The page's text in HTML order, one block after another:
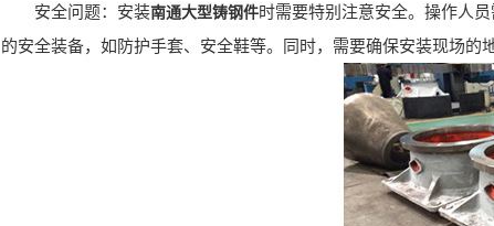
安全问题：安装南通大型铸钢件时需要特别注意安全。操作人
的安全装备，如防护手套、安全鞋等。同时，需要确保安装现场的